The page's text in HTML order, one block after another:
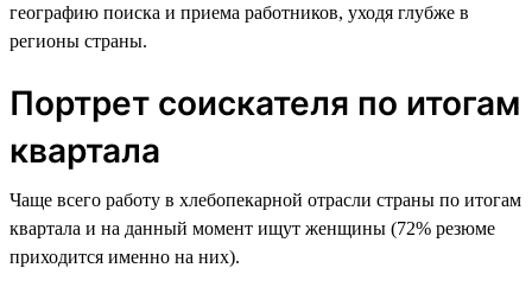
географию поиска и приема работников, уходя глубже в
регионы страны.
Портрет соискателя по итогам
квартала
Чаще всего работу в хлебопекарной отрасли страны по итогам
квартала и на данный момент ищут женщины (72% резюме
приходится именно на них).